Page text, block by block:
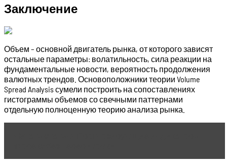
Заключение
Объем – основной двигатель рынка, от которого зависят
остальные параметры: волатильность, сила реакции на
фундаментальные новости, вероятность продолжения
валютных трендов. Основоположники теории Volume
Spread Analysis сумели построить на сопоставлениях
гистограммы объемов со свечными паттернами
отдельную полноценную теорию анализа рынка.